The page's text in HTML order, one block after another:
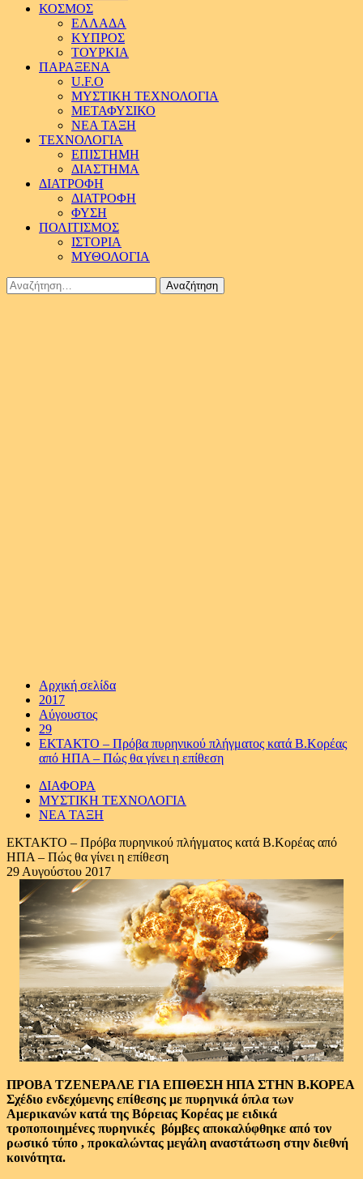
ΚΟΣΜΟΣ
ΕΛΛΑΔΑ
ΚΥΠΡΟΣ
ΤΟΥΡΚΙΑ
ΠΑΡΑΞΕΝΑ
U.F.O
ΜΥΣΤΙΚΗ ΤΕΧΝΟΛΟΓΙΑ
ΜΕΤΑΦΥΣΙΚΟ
ΝΕΑ ΤΑΞΗ
ΤΕΧΝΟΛΟΓΙΑ
ΕΠΙΣΤΗΜΗ
ΔΙΑΣΤΗΜΑ
ΔΙΑΤΡΟΦΗ
ΔΙΑΤΡΟΦΗ
ΦΥΣΗ
ΠΟΛΙΤΙΣΜΟΣ
ΙΣΤΟΡΙΑ
ΜΥΘΟΛΟΓΙΑ
Αναζήτηση
για:
Αρχική σελίδα
2017
Αύγουστος
29
ΕΚΤΑΚΤΟ – Πρόβα πυρηνικού πλήγματος κατά Β.Κορέας
από ΗΠΑ – Πώς θα γίνει η επίθεση
ΔΙΑΦΟΡΑ
ΜΥΣΤΙΚΗ ΤΕΧΝΟΛΟΓΙΑ
ΝΕΑ ΤΑΞΗ
ΕΚΤΑΚΤΟ – Πρόβα πυρηνικού πλήγματος κατά Β.Κορέας από
ΗΠΑ – Πώς θα γίνει η επίθεση
29 Αυγούστου 2017
ΠΡΟΒΑ ΤΖΕΝΕΡΑΛΕ ΓΙΑ ΕΠΙΘΕΣΗ ΗΠΑ ΣΤΗΝ Β.ΚΟΡΕΑ
Σχέδιο ενδεχόμενης επίθεσης με πυρηνικά όπλα των
Αμερικανών κατά της Βόρειας Κορέας με ειδικά
τροποποιημένες πυρηνικές βόμβες αποκαλύφθηκε από τον
ρωσικό τύπο , προκαλώντας μεγάλη αναστάτωση στην διεθνή
κοινότητα.